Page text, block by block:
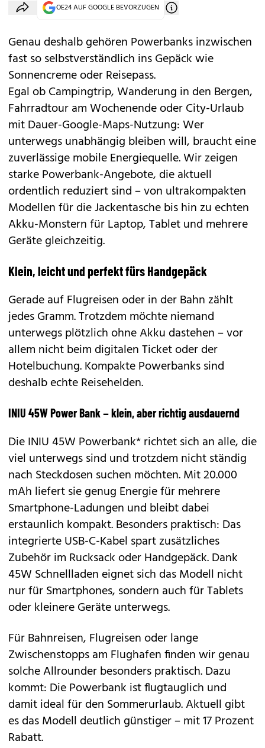
OE24 AUF GOOGLE BEVORZUGEN
Genau deshalb gehören Powerbanks inzwischen
fast so selbstverständlich ins Gepäck wie
Sonnencreme oder Reisepass.
Egal ob Campingtrip, Wanderung in den Bergen,
Fahrradtour am Wochenende oder City-Urlaub
mit Dauer-Google-Maps-Nutzung: Wer
unterwegs unabhängig bleiben will, braucht eine
zuverlässige mobile Energiequelle. Wir zeigen
starke Powerbank-Angebote, die aktuell
ordentlich reduziert sind – von ultrakompakten
Modellen für die Jackentasche bis hin zu echten
Akku-Monstern für Laptop, Tablet und mehrere
Geräte gleichzeitig.
Klein, leicht und perfekt fürs Handgepäck
Gerade auf Flugreisen oder in der Bahn zählt
jedes Gramm. Trotzdem möchte niemand
unterwegs plötzlich ohne Akku dastehen – vor
allem nicht beim digitalen Ticket oder der
Hotelbuchung. Kompakte Powerbanks sind
deshalb echte Reisehelden.
INIU 45W Power Bank – klein, aber richtig ausdauernd
Die INIU 45W Powerbank* richtet sich an alle, die
viel unterwegs sind und trotzdem nicht ständig
nach Steckdosen suchen möchten. Mit 20.000
mAh liefert sie genug Energie für mehrere
Smartphone-Ladungen und bleibt dabei
erstaunlich kompakt. Besonders praktisch: Das
integrierte USB-C-Kabel spart zusätzliches
Zubehör im Rucksack oder Handgepäck. Dank
45W Schnellladen eignet sich das Modell nicht
nur für Smartphones, sondern auch für Tablets
oder kleinere Geräte unterwegs.
Für Bahnreisen, Flugreisen oder lange
Zwischenstopps am Flughafen finden wir genau
solche Allrounder besonders praktisch. Dazu
kommt: Die Powerbank ist flugtauglich und
damit ideal für den Sommerurlaub. Aktuell gibt
es das Modell deutlich günstiger – mit 17 Prozent
Rabatt.